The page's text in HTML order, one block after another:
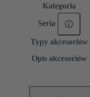
Kategoria
Seria
Typy akcesoriów
Opis akcesoriów